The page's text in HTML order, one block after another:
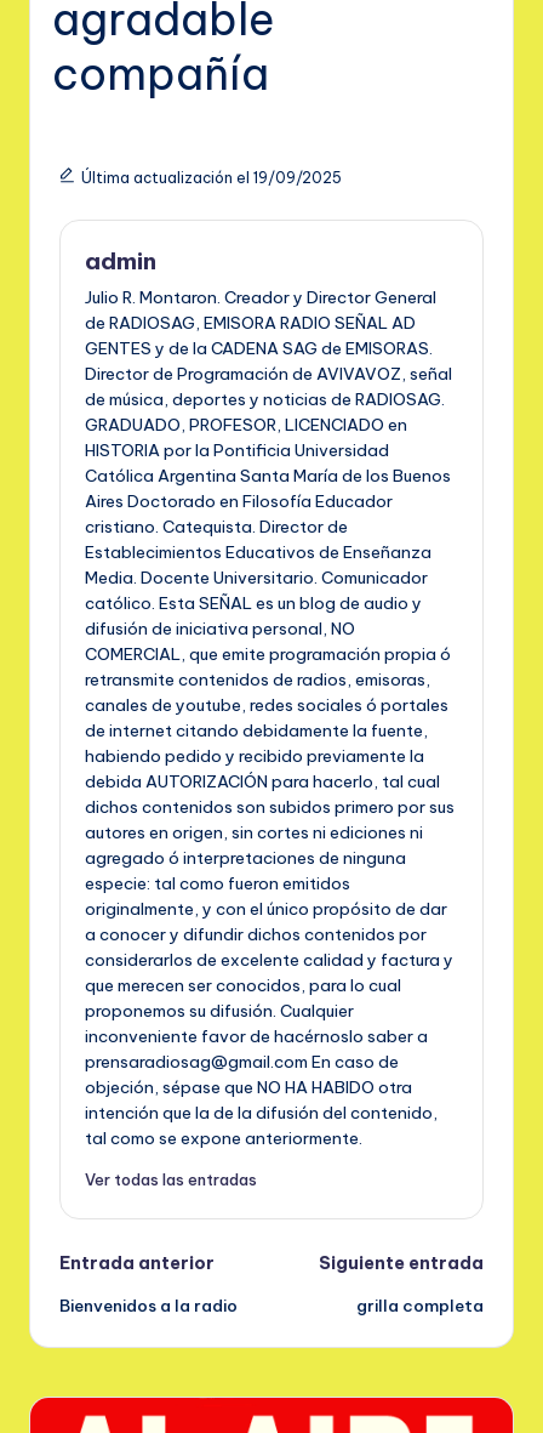
agradable
compañía
Última actualización el 19/09/2025
admin
Julio R. Montaron. Creador y Director General
de RADIOSAG, EMISORA RADIO SEÑAL AD
GENTES y de la CADENA SAG de EMISORAS.
Director de Programación de AVIVAVOZ, señal
de música, deportes y noticias de RADIOSAG.
GRADUADO, PROFESOR, LICENCIADO en
HISTORIA por la Pontificia Universidad
Católica Argentina Santa María de los Buenos
Aires Doctorado en Filosofía Educador
cristiano. Catequista. Director de
Establecimientos Educativos de Enseñanza
Media. Docente Universitario. Comunicador
católico. Esta SEÑAL es un blog de audio y
difusión de iniciativa personal, NO
COMERCIAL, que emite programación propia ó
retransmite contenidos de radios, emisoras,
canales de youtube, redes sociales ó portales
de internet citando debidamente la fuente,
habiendo pedido y recibido previamente la
debida AUTORIZACIÓN para hacerlo, tal cual
dichos contenidos son subidos primero por sus
autores en origen, sin cortes ni ediciones ni
agregado ó interpretaciones de ninguna
especie: tal como fueron emitidos
originalmente, y con el único propósito de dar
a conocer y difundir dichos contenidos por
considerarlos de excelente calidad y factura y
que merecen ser conocidos, para lo cual
proponemos su difusión. Cualquier
inconveniente favor de hacérnoslo saber a
prensaradiosag@gmail.com En caso de
objeción, sépase que NO HA HABIDO otra
intención que la de la difusión del contenido,
tal como se expone anteriormente.
Ver todas las entradas
Navegación
de
Entrada anterior
Bienvenidos a la radio
Siguiente entrada
grilla completa